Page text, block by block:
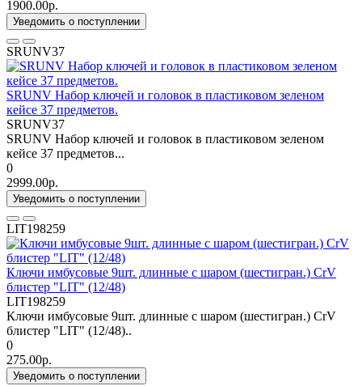
1900.00р.
Уведомить о поступлении
SRUNV37
SRUNV Набор ключей и головок в пластиковом зеленом
кейсе 37 предметов.
SRUNV37
SRUNV Набор ключей и головок в пластиковом зеленом
кейсе 37 предметов...
0
2999.00р.
Уведомить о поступлении
LIT198259
Ключи имбусовые 9шт. длинные с шаром (шестигран.) CrV
блистер "LIT" (12/48)
LIT198259
Ключи имбусовые 9шт. длинные с шаром (шестигран.) CrV
блистер "LIT" (12/48)..
0
275.00р.
Уведомить о поступлении